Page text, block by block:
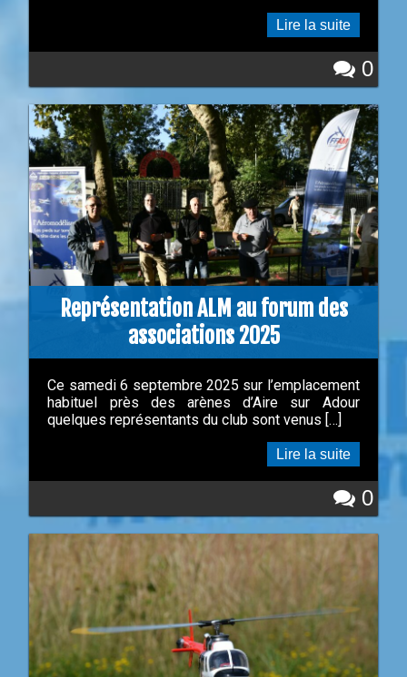
Lire la suite
0
Représentation ALM au forum des
associations 2025
Ce samedi 6 septembre 2025 sur l’emplacement
habituel près des arènes d’Aire sur Adour
quelques représentants du club sont venus […]
Lire la suite
0